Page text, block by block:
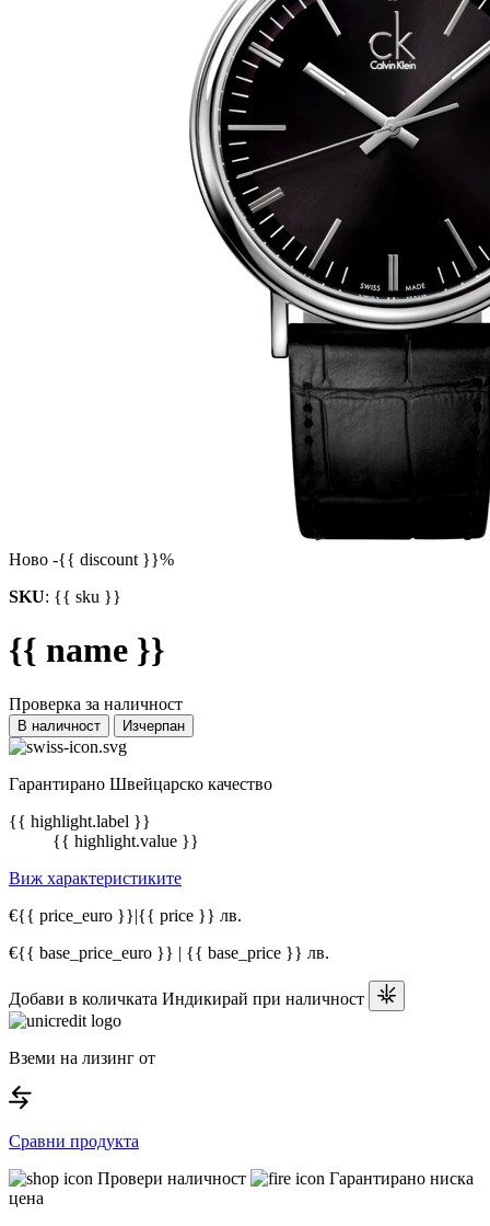
Ново -{{ discount }}%
SKU: {{ sku }}
{{ name }}
Проверка за наличност
В наличност Изчерпан
Гарантирано Швейцарско качество
{{ highlight.label }}
{{ highlight.value }}
Виж характеристиките
€{{ price_euro }}|{{ price }} лв.
€{{ base_price_euro }} | {{ base_price }} лв.
Добави в количката Индикирай при наличност
Вземи на лизинг от
Сравни продукта
Провери наличност
Гарантирано ниска
цена